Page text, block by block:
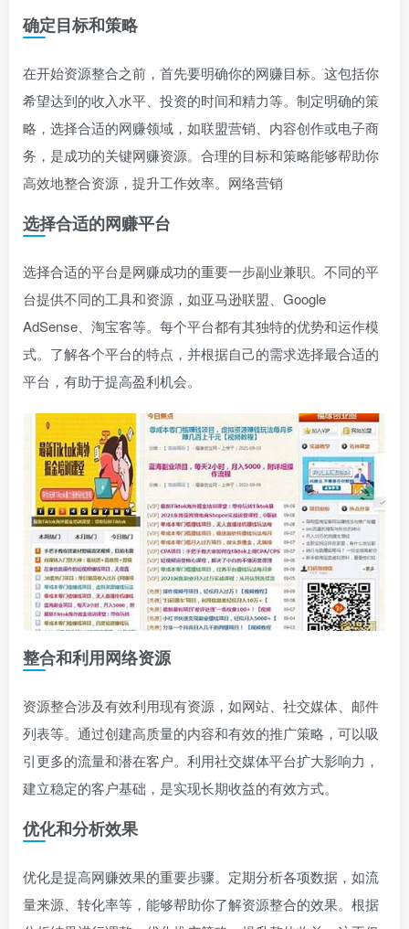
确定目标和策略
在开始资源整合之前，首先要明确你的网赚目标。这包括你
希望达到的收入水平、投资的时间和精力等。制定明确的策
略，选择合适的网赚领域，如联盟营销、内容创作或电子商
务，是成功的关键网赚资源。合理的目标和策略能够帮助你
高效地整合资源，提升工作效率。网络营销
选择合适的网赚平台
选择合适的平台是网赚成功的重要一步副业兼职。不同的平
台提供不同的工具和资源，如亚马逊联盟、Google
AdSense、淘宝客等。每个平台都有其独特的优势和运作模
式。了解各个平台的特点，并根据自己的需求选择最合适的
平台，有助于提高盈利机会。
整合和利用网络资源
资源整合涉及有效利用现有资源，如网站、社交媒体、邮件
列表等。通过创建高质量的内容和有效的推广策略，可以吸
引更多的流量和潜在客户。利用社交媒体平台扩大影响力，
建立稳定的客户基础，是实现长期收益的有效方式。
优化和分析效果
优化是提高网赚效果的重要步骤。定期分析各项数据，如流
量来源、转化率等，能够帮助你了解资源整合的效果。根据